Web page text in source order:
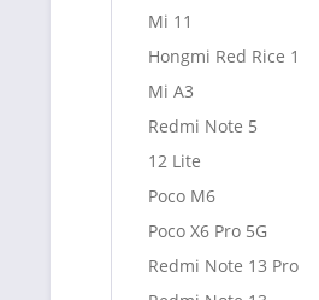
Mi 11
Hongmi Red Rice 1
Mi A3
Redmi Note 5
12 Lite
Poco M6
Poco X6 Pro 5G
Redmi Note 13 Pro